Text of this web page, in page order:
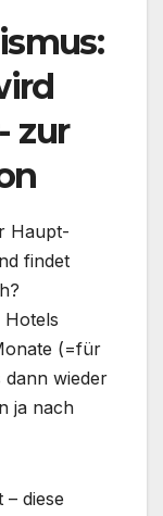
zur
Haupt-
findet
Hotels
(=für
dann wieder
ja nach
diese